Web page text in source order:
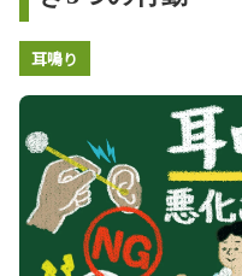
耳鳴り